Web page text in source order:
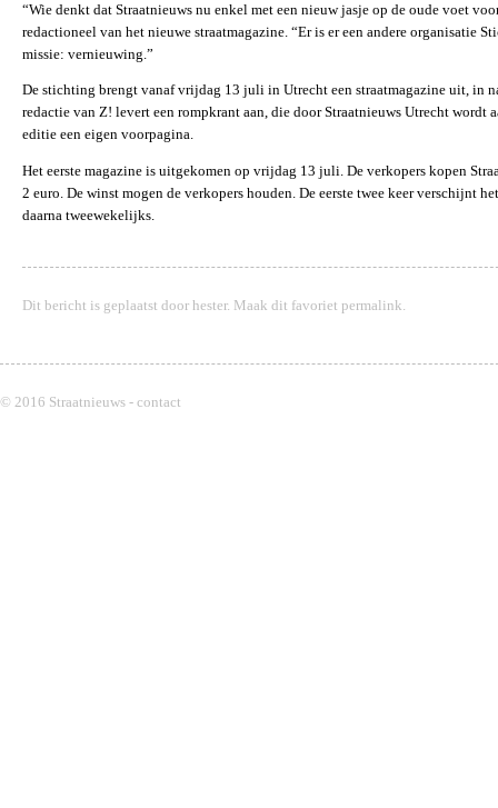
“Wie denkt dat Straatnieuws nu enkel met een nieuw jasje op de oude voet
redactioneel van het nieuwe straatmagazine. “Er is er een andere organisatie
missie: vernieuwing.”
De stichting brengt vanaf vrijdag 13 juli in Utrecht een straatmagazine uit, in
redactie van Z! levert een rompkrant aan, die door Straatnieuws Utrecht wordt
editie een eigen voorpagina.
Het eerste magazine is uitgekomen op vrijdag 13 juli. De verkopers kopen
2 euro. De winst mogen de verkopers houden. De eerste twee keer verschijnt
daarna tweewekelijks.
Dit bericht is geplaatst door hester. Maak dit favoriet permalink.
© 2016 Straatnieuws - contact